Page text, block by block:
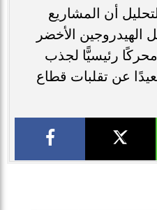
أن المشاريع
الهيدروجين الأخضر
رئيسيًّا لجذب
عن تقلبات قطاع